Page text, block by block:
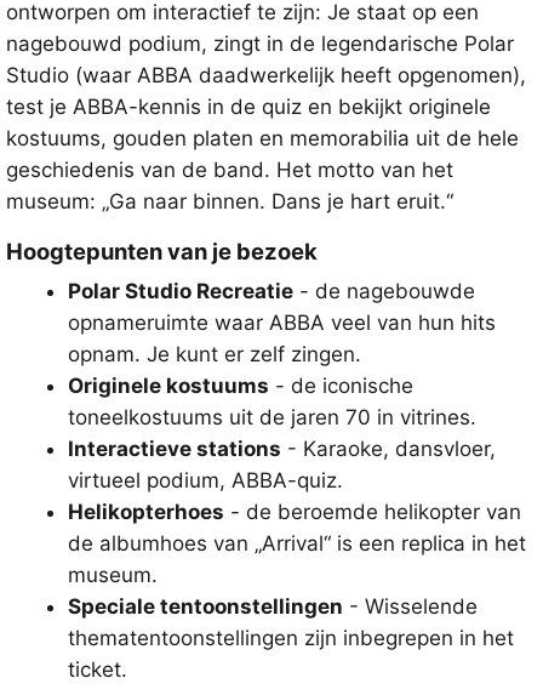
ontworpen om interactief te zijn: Je staat op een
nagebouwd podium, zingt in de legendarische Polar
Studio (waar ABBA daadwerkelijk heeft opgenomen),
test je ABBA-kennis in de quiz en bekijkt originele
kostuums, gouden platen en memorabilia uit de hele
geschiedenis van de band. Het motto van het
museum: „Ga naar binnen. Dans je hart eruit.“
Hoogtepunten van je bezoek
Polar Studio Recreatie - de nagebouwde
opnameruimte waar ABBA veel van hun hits
opnam. Je kunt er zelf zingen.
Originele kostuums - de iconische
toneelkostuums uit de jaren 70 in vitrines.
Interactieve stations - Karaoke, dansvloer,
virtueel podium, ABBA-quiz.
Helikopterhoes - de beroemde helikopter van
de albumhoes van „Arrival“ is een replica in het
museum.
Speciale tentoonstellingen - Wisselende
thematentoonstellingen zijn inbegrepen in het
ticket.